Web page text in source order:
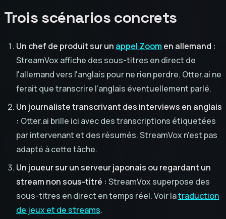
Trois scénarios concrets
Un chef de produit sur un appel Zoom en allemand :
StreamVox affiche des sous-titres en direct de
l'allemand vers l'anglais pour ne rien perdre. Otter.ai ne
ferait que transcrire l'anglais éventuellement parlé.
Un journaliste transcrivant des interviews en anglais
: Otter.ai brille ici avec des transcriptions étiquetées
par intervenant et des résumés. StreamVox n'est pas
adapté à cette tâche.
Un joueur sur un serveur japonais ou regardant un
stream non sous-titré : StreamVox superpose des
sous-titres en direct en temps réel. Voir latraduction
de jeux et de streams.